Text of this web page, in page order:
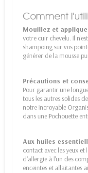
Comment
Mouillez et applique
votre cuir chevelu. Il
shampoing sur vos
générer de la mousse
Précautions et
Pour garantir une
tous les autres solides
notre Incroyable
dans une Pochouette
Aux huiles
contact avec les yeux et
d’allergie à l’un des
enceintes et allaitantes